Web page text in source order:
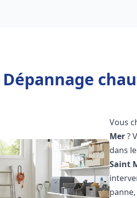
Dépannage
Vous
Mer?
dans
Saint